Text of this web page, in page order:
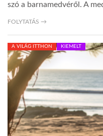
szó a barnamedvéről. A
FOLYTATÁS →
A VILÁG ITTHON KIEMELT